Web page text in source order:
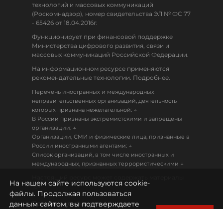
технологий и массовых коммуникаций
(Роскомнадзор), номер свидетельства ЭЛ № ФС 77
- 65426 от 18.04.2016г.
Функционирует при финансовой поддержке
Министерства цифрового развития, связи и
массовых коммуникаций Российской Федерации.
На информационном ресурсе применяются
рекомендательные технологии. Подробнее.
Перечень иностранных и международных
неправительственных организаций, деятельность
которых признана нежелательной: ↓
В России признаны экстремистскими и запрещены
организации: ↓
Организации, СМИ и физические лица, признанные в
России иностранными агентами: ↓
Список организаций, в том числе иностранных и
международных, признанных террористическими ↓
18+
Политика конфиденциальности
На нашем сайте используются cookie-
файлы. Продолжая пользоваться
данным сайтом, вы подтверждаете